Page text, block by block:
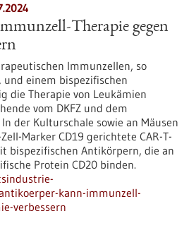
Therapie gegen
Immunzellen, so
und einem bispezifischen
die Therapie von Leukämien
vom DKFZ und dem
der Kulturschale sowie an Mäusen
Marker CD19 gerichtete CAR-T-
bispezifischen Antikörpern, die an
Protein CD20 binden.
kann-immunzell-
verbessern